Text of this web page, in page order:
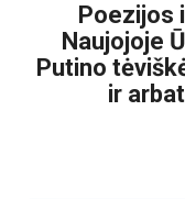
Poezijos
Naujojoje
Putino
ir